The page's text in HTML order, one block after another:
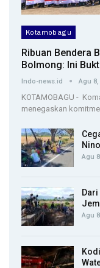
Kotamobagu
Ribuan Bendera
Bolmong: Ini
Indo-news.id Agu 8,
KOTAMOBAGU -
menegaskan
Agu
Agu